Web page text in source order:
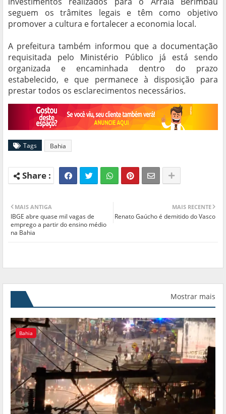
seguem os trâmites legais e têm como objetivo
promover a cultura e fortalecer a economia local.
A prefeitura também informou que a documentação
requisitada pelo Ministério Público já está sendo
organizada e encaminhada dentro do prazo
estabelecido, e que permanece à disposição para
prestar todos os esclarecimentos necessários.
Tags Bahia
MAIS RECENTE
Renato Gaúcho é demitido do Vasco
MAIS ANTIGA
IBGE abre quase mil vagas de
emprego a partir do ensino médio
na Bahia
Mostrar mais
Bahia